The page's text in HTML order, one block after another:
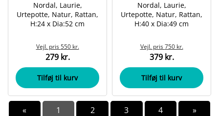
Nordal, Laurie,
Urtepotte, Natur, Rattan,
H:24 x Dia:52 cm
Vejl. pris550 kr.
279 kr.
Tilføj til kurv
Nordal, Laurie,
Urtepotte, Natur, Rattan,
H:40 x Dia:49 cm
Vejl. pris750 kr.
379 kr.
Tilføj til kurv
« 1 2 3 4 »